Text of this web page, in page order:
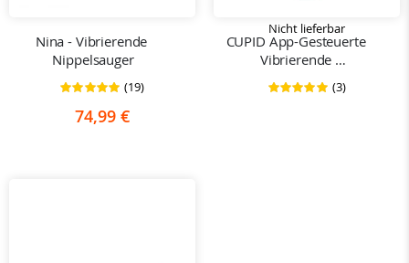
Nina - Vibrierende
Nippelsauger
Bewertung:
(19)
74,99 €
Nicht lieferbar
CUPID App-Gesteuerte
Vibrierende
Nippelklemmen und
Bewertung:
(3)